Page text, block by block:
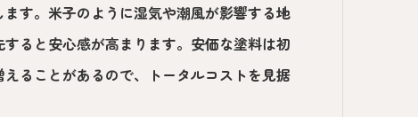
す。米子のように湿気や潮風が影響する地
ると安心感が高まります。安価な塗料は初
ることがあるので、トータルコストを見据